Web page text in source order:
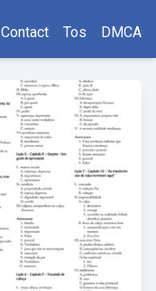
Contact Tos DMCA